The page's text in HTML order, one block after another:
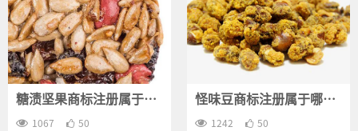
糖渍坚果商标注册属于哪
一类？
1067 50
怪味豆商标注册属于哪一
类？
1242 50